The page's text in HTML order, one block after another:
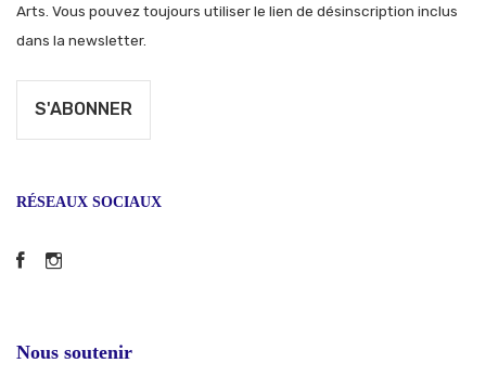
Arts. Vous pouvez toujours utiliser le lien de désinscription inclus
dans la newsletter.
RÉSEAUX SOCIAUX
Facebook
Instagram
Nous soutenir